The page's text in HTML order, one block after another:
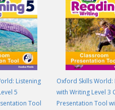
Listening
5
Tool
Oxford Skills World:
with Writing Level 3
Presentation Tool